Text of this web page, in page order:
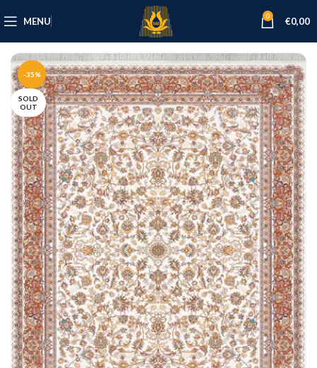
MENU 0 €0,00
-35%
SOLD
OUT